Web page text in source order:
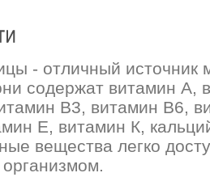
- отличный источник
содержат витамин А,
В3, витамин В6,
Е, витамин К,
вещества легко